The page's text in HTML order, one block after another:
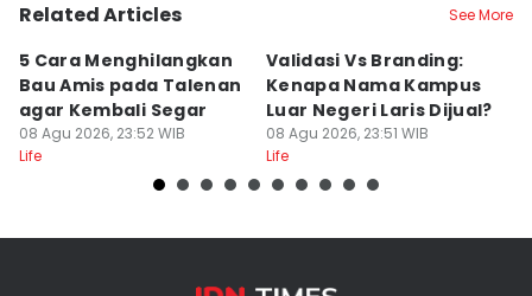
Related Articles See More
5 Cara Menghilangkan
Bau Amis pada Talenan
agar Kembali Segar
08 Agu 2026, 23:52 WIB
Life
Validasi Vs Branding:
Kenapa Nama Kampus
Luar Negeri Laris Dijual?
08 Agu 2026, 23:51 WIB
Life